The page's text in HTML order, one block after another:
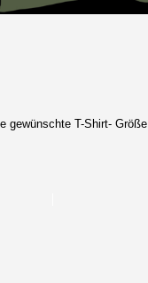
gewünschte T-Shirt- Größe